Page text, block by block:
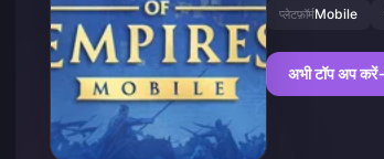
प्लेटफ़ॉर्मMobile
अभी टॉप अप करें